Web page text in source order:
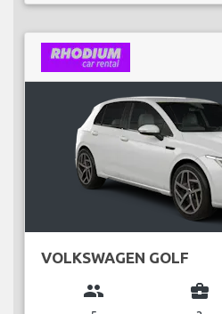
VOLKSWAGEN GOLF
group business_center